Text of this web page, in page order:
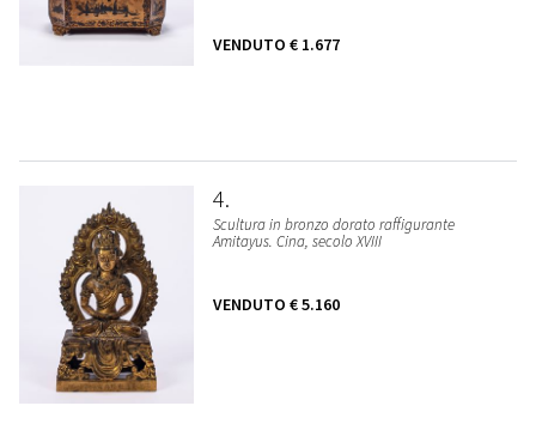
VENDUTO € 1.677
4
Scultura in bronzo dorato raffigurante
Amitayus. Cina, secolo XVIII
VENDUTO € 5.160